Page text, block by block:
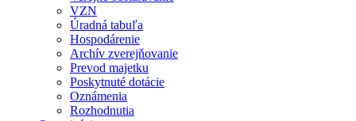
VZN
Úradná tabuľa
Hospodárenie
Archív zverejňovanie
Prevod majetku
Poskytnuté dotácie
Oznámenia
Rozhodnutia